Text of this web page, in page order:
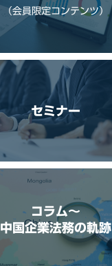
（会員限定コンテンツ）
セミナー
コラム〜
中国企業法務の軌跡